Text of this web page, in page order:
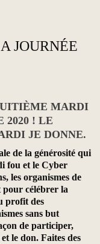
JOURNÉE
MARDI
2020 ! LE
JE DONNE.
de la générosité qui
fou et le Cyber
les organismes de
pour célébrer la
profit des
sans but
de participer,
le don. Faites des